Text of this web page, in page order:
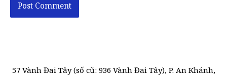
57 Vành Đai Tây (số cũ: 936 Vành Đai Tây), P. An Khánh,